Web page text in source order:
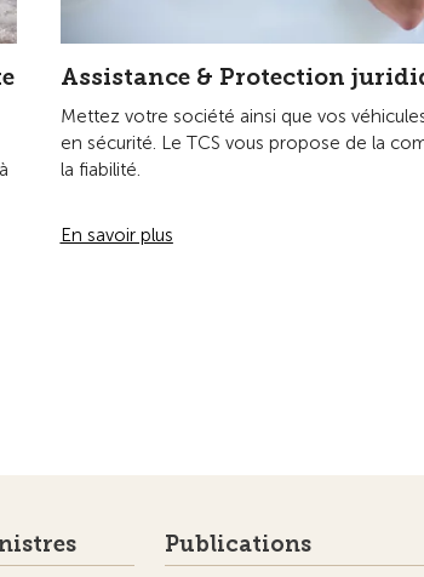
Assistance & Protection
Mettez votre société ainsi que vos
en sécurité. Le TCS vous propose de la
la fiabilité.
En savoir plus
Publications